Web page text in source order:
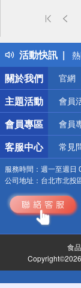
活動快訊
關於我們
官網
主題活動 會員
會員專區 會員
客服中心 常見
服務時間： 週一至週日
公司地址： 台北市北投
食